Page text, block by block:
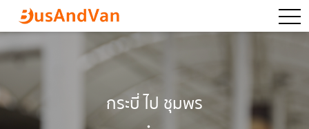
กระบี่ ไป ชุมพร